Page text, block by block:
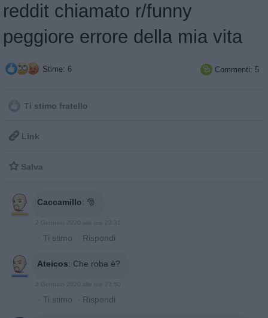
reddit chiamato r/funny
peggiore errore della mia vita
Stime: 6  Commenti: 5
Ti stimo fratello
 Link
 Salva
Caccamillo: 🎅
2 Gennaio 2020 alle ore 23:31
· Ti stimo · Rispondi
Ateicos: Che roba è?
2 Gennaio 2020 alle ore 23:50
· Ti stimo · Rispondi